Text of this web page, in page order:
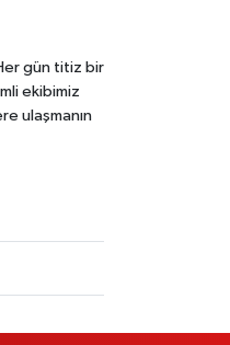
gün titiz bir
ekibimiz
ulaşmanın